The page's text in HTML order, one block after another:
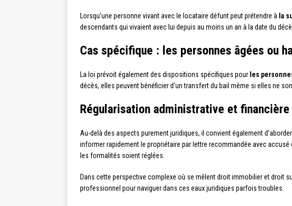
Lorsqu’une personne vivant avec le locataire défunt peut prétendre à la
descendants qui vivaient avec lui depuis au moins un an à la date du
Cas spécifique : les personnes âgées ou
La loi prévoit également des dispositions spécifiques pour les
décès, elles peuvent bénéficier d’un transfert du bail même si elles ne
Régularisation administrative et financière
Au-delà des aspects purement juridiques, il convient également
informer rapidement le propriétaire par lettre recommandée avec
les formalités soient réglées.
Dans cette perspective complexe où se mêlent droit immobilier et droit
professionnel pour naviguer dans ces eaux juridiques parfois troubles.